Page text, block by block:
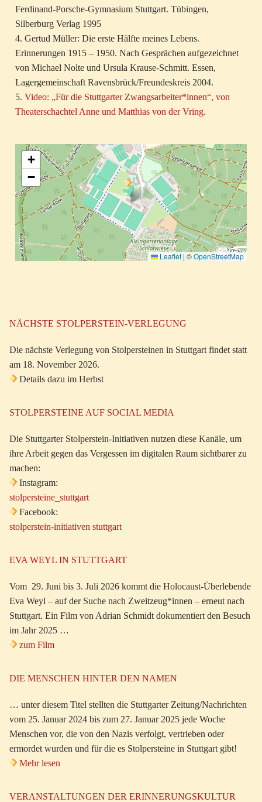
Ferdinand-Porsche-Gymnasium Stuttgart. Tübingen,
Silberburg Verlag 1995
4. Gertud Müller: Die erste Hälfte meines Lebens.
Erinnerungen 1915 – 1950. Nach Gesprächen aufgezeichnet
von Michael Nolte und Ursula Krause-Schmitt. Essen,
Lagergemeinschaft Ravensbrück/Freundeskreis 2004.
5. Video: „Für die Stuttgarter Zwangsarbeiter*innen“, von
Theaterschachtel Anne und Matthias von der Vring.
+
−
Leaflet |©OpenStreetMap
NÄCHSTE STOLPERSTEIN-VERLEGUNG
Die nächste Verlegung von Stolpersteinen in Stuttgart findet statt
am 18. November 2026.
Details dazu im Herbst
STOLPERSTEINE AUF SOCIAL MEDIA
Die Stuttgarter Stolperstein-Initiativen nutzen diese Kanäle, um
ihre Arbeit gegen das Vergessen im digitalen Raum sichtbarer zu
machen:
Instagram:
stolpersteine_stuttgart
Facebook:
stolperstein-initiativen stuttgart
EVA WEYL IN STUTTGART
Vom 29. Juni bis 3. Juli 2026 kommt die Holocaust-Überlebende
Eva Weyl – auf der Suche nach Zweitzeug*innen – erneut nach
Stuttgart. Ein Film von Adrian Schmidt dokumentiert den Besuch
im Jahr 2025 …
zum Film
DIE MENSCHEN HINTER DEN NAMEN
… unter diesem Titel stellten die Stuttgarter Zeitung/Nachrichten
vom 25. Januar 2024 bis zum 27. Januar 2025 jede Woche
Menschen vor, die von den Nazis verfolgt, vertrieben oder
ermordet wurden und für die es Stolpersteine in Stuttgart gibt!
Mehr lesen
VERANSTALTUNGEN DER ERINNERUNGSKULTUR